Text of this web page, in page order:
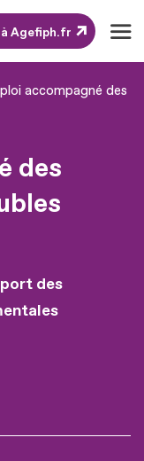
Agefiph.fr
accompagné des
des
des